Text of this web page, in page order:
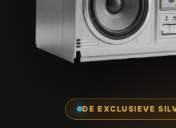
DE EXCLUSIEVE